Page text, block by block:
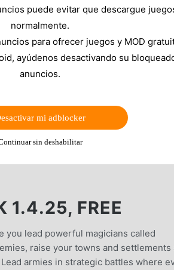
1.4.25, FREE
you lead powerful magicians called
raise your towns and settlements
armies in strategic battles where
puede evitar que descargue
normalmente.
para ofrecer juegos y MOD
ayúdenos desactivando su
anuncios.
mi adblocker
sin deshabilitar